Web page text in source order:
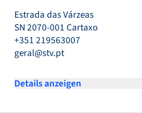
Estrada das Várzeas
SN 2070-001 Cartaxo
+351 219563007
geral@stv.pt
Details anzeigen